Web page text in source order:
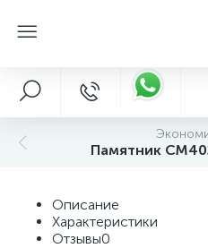
Памятник
Описание
Характеристики
Отзывы0